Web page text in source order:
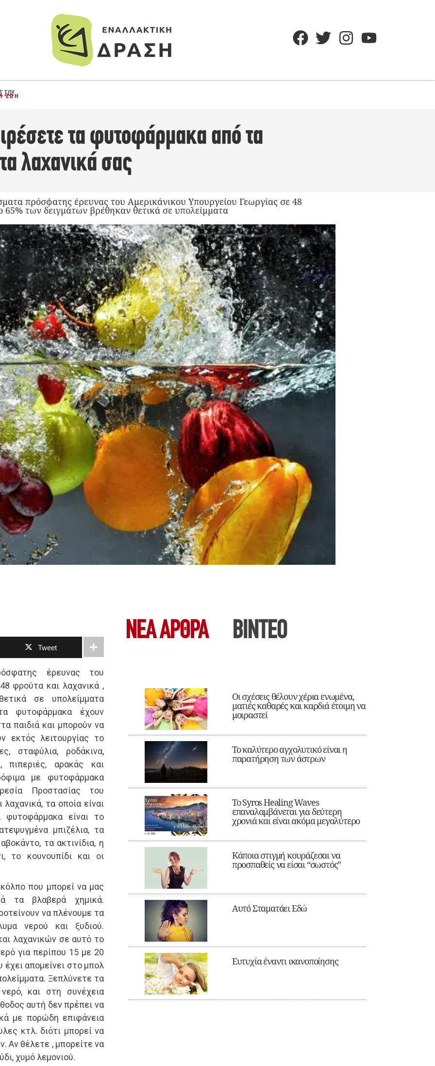
ΣΟΥ
ΖΩΉ
τα φυτοφάρμακα από τα
λαχανικά σας
πρόσφατης έρευνας του Αμερικάνικου Υπουργείου Γεωργίας σε 48
65% των δειγμάτων βρέθηκαν θετικά σε υπολείμματα
Tweet
έρευνας του
φρούτα και λαχανικά ,
σε υπολείμματα
φυτοφάρμακα έχουν
παιδιά και μπορούν να
εκτός λειτουργίας το
σταφύλια, ροδάκινα,
πιπεριές, αρακάς και
με φυτοφάρμακα
Προστασίας του
τα οποία είναι
φυτοφάρμακα είναι το
μπιζέλια, τα
τα ακτινίδια, η
το κουνουπίδι και οι
που μπορεί να μας
τα βλαβερά χημικά.
να πλένουμε τα
νερού και ξυδιού.
λαχανικών σε αυτό το
για περίπου 15 με 20
απομείνει στο μπολ
Ξεπλύνετε τα
και στη συνέχεια
αυτή δεν πρέπει να
με πορώδη επιφάνεια
κτλ. διότι μπορεί να
Αν θέλετε , μπορείτε να
χυμό λεμονιού.
ΝΕΑ ΆΡΘΡΑ ΒΙΝΤΕΟ
Οι σχέσεις θέλουν χέρια ενωμένα,
ματιές καθαρές και καρδιά έτοιμη να
μοιραστεί
Το καλύτερο αγχολυτικό είναι η
παρατήρηση των άστρων
Το Syros Healing Waves
επαναλαμβάνεται για δεύτερη
χρονιά και είναι ακόμα μεγαλύτερο
Κάποια στιγμή κουράζεσαι να
προσπαθείς να είσαι “σωστός”
Αυτό Σταματάει Εδώ
Ευτυχία έναντι ικανοποίησης